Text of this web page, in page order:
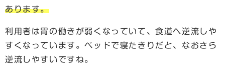
あります。
利用者は胃の働きが弱くなっていて、食道へ逆流しや
すくなっています。ベッドで寝たきりだと、なおさら
逆流しやすいですね。